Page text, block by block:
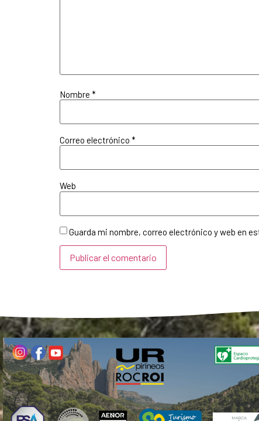
Nombre *
Correo electrónico *
Web
Guarda mi nombre, correo electrónico y web en